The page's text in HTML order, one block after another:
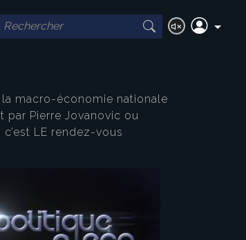
macro-économie nationale
par Pierre Jovanovic ou
LE rendez-vous